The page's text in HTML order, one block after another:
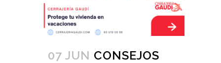
07 JUN CONSEJOS